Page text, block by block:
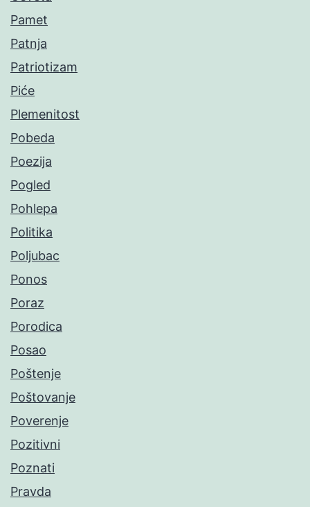
Pamet
Patnja
Patriotizam
Piće
Plemenitost
Pobeda
Poezija
Pogled
Pohlepa
Politika
Poljubac
Ponos
Poraz
Porodica
Posao
Poštenje
Poštovanje
Poverenje
Pozitivni
Poznati
Pravda